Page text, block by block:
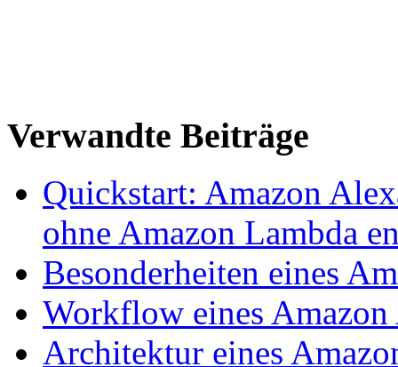
Verwandte Beiträge
Quickstart: Amazon
ohne Amazon Lambda
Besonderheiten eines
Workflow eines
Architektur eines